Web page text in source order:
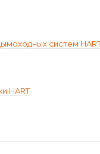
систем
HART